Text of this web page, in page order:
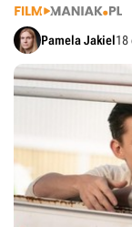
Pamela Jakiel18